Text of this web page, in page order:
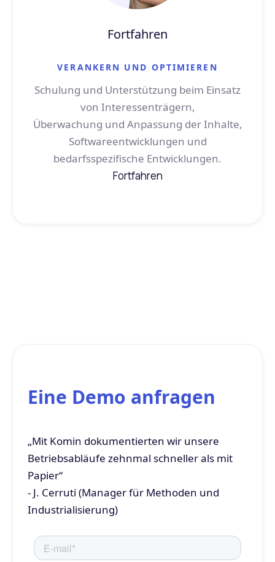
Fortfahren
VERANKERN UND OPTIMIEREN
Schulung und Unterstützung beim Einsatz
von Interessenträgern,
Überwachung und Anpassung der Inhalte,
Softwareentwicklungen und
bedarfsspezifische Entwicklungen.
Fortfahren
Eine Demo anfragen
„Mit Komin dokumentierten wir unsere
Betriebsabläufe zehnmal schneller als mit
Papier“
- J. Cerruti (Manager für Methoden und
Industrialisierung)